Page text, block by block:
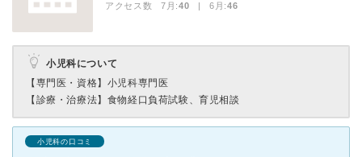
アクセス数 7月:40 | 6月:46
小児科について
【専門医・資格】 小児科専門医
【診療・治療法】 食物経口負荷試験、育児相談
小児科の口コミ